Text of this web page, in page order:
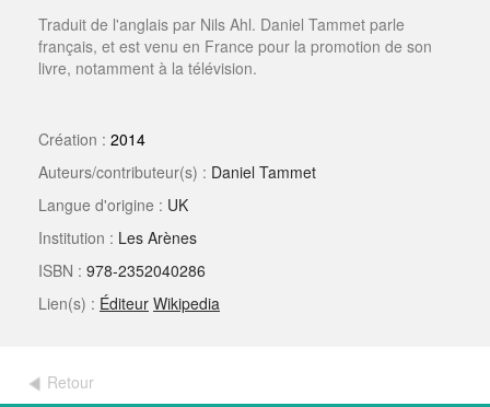
Traduit de l'anglais par Nils Ahl. Daniel Tammet parle
français, et est venu en France pour la promotion de son
livre, notamment à la télévision.
Création : 2014
Auteurs/contributeur(s) : Daniel Tammet
Langue d'origine : UK
Institution : Les Arènes
ISBN : 978-2352040286
Lien(s) : Éditeur Wikipedia
Retour